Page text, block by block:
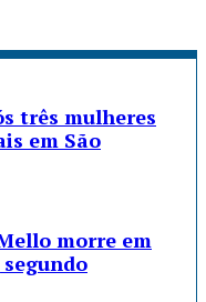
três mulheres
em São
morre em